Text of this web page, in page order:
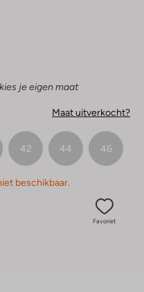
je eigen maat
Maat uitverkocht?
42 44 46
beschikbaar.
Favoriet